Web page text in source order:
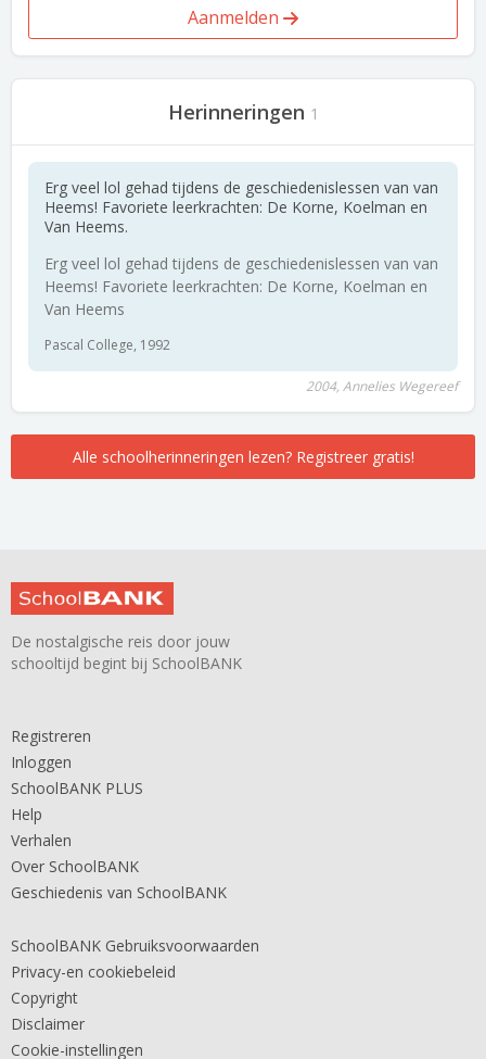
Aanmelden
Herinneringen 1
Erg veel lol gehad tijdens de geschiedenislessen van van
Heems! Favoriete leerkrachten: De Korne, Koelman en
Van Heems.
Erg veel lol gehad tijdens de geschiedenislessen van van
Heems! Favoriete leerkrachten: De Korne, Koelman en
Van Heems
Pascal College, 1992
2004, Annelies Wegereef
Alle schoolherinneringen lezen? Registreer gratis!
De nostalgische reis door jouw
schooltijd begint bij SchoolBANK
Registreren
Inloggen
SchoolBANK PLUS
Help
Verhalen
Over SchoolBANK
Geschiedenis van SchoolBANK
SchoolBANK Gebruiksvoorwaarden
Privacy-en cookiebeleid
Copyright
Disclaimer
Cookie-instellingen